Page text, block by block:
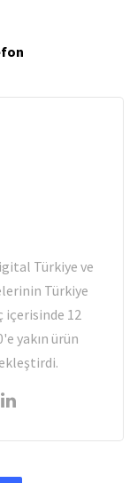
Türkiye ve
Türkiye
içerisinde 12
yakın ürün